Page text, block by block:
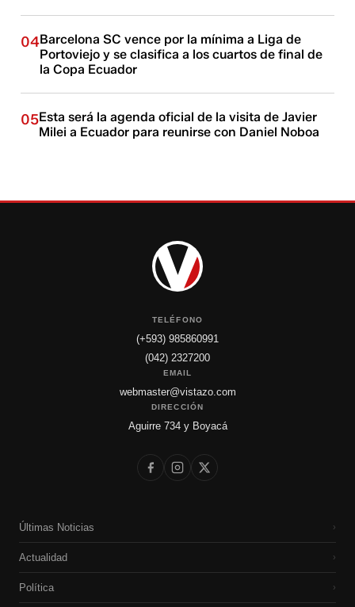
04Barcelona SC vence por la mínima a Liga de
Portoviejo y se clasifica a los cuartos de final de
la Copa Ecuador
05Esta será la agenda oficial de la visita de Javier
Milei a Ecuador para reunirse con Daniel Noboa
TELÉFONO
(+593) 985860991
(042) 2327200
EMAIL
webmaster@vistazo.com
DIRECCIÓN
Aguirre 734 y Boyacá
Últimas Noticias ›
Actualidad ›
Política ›